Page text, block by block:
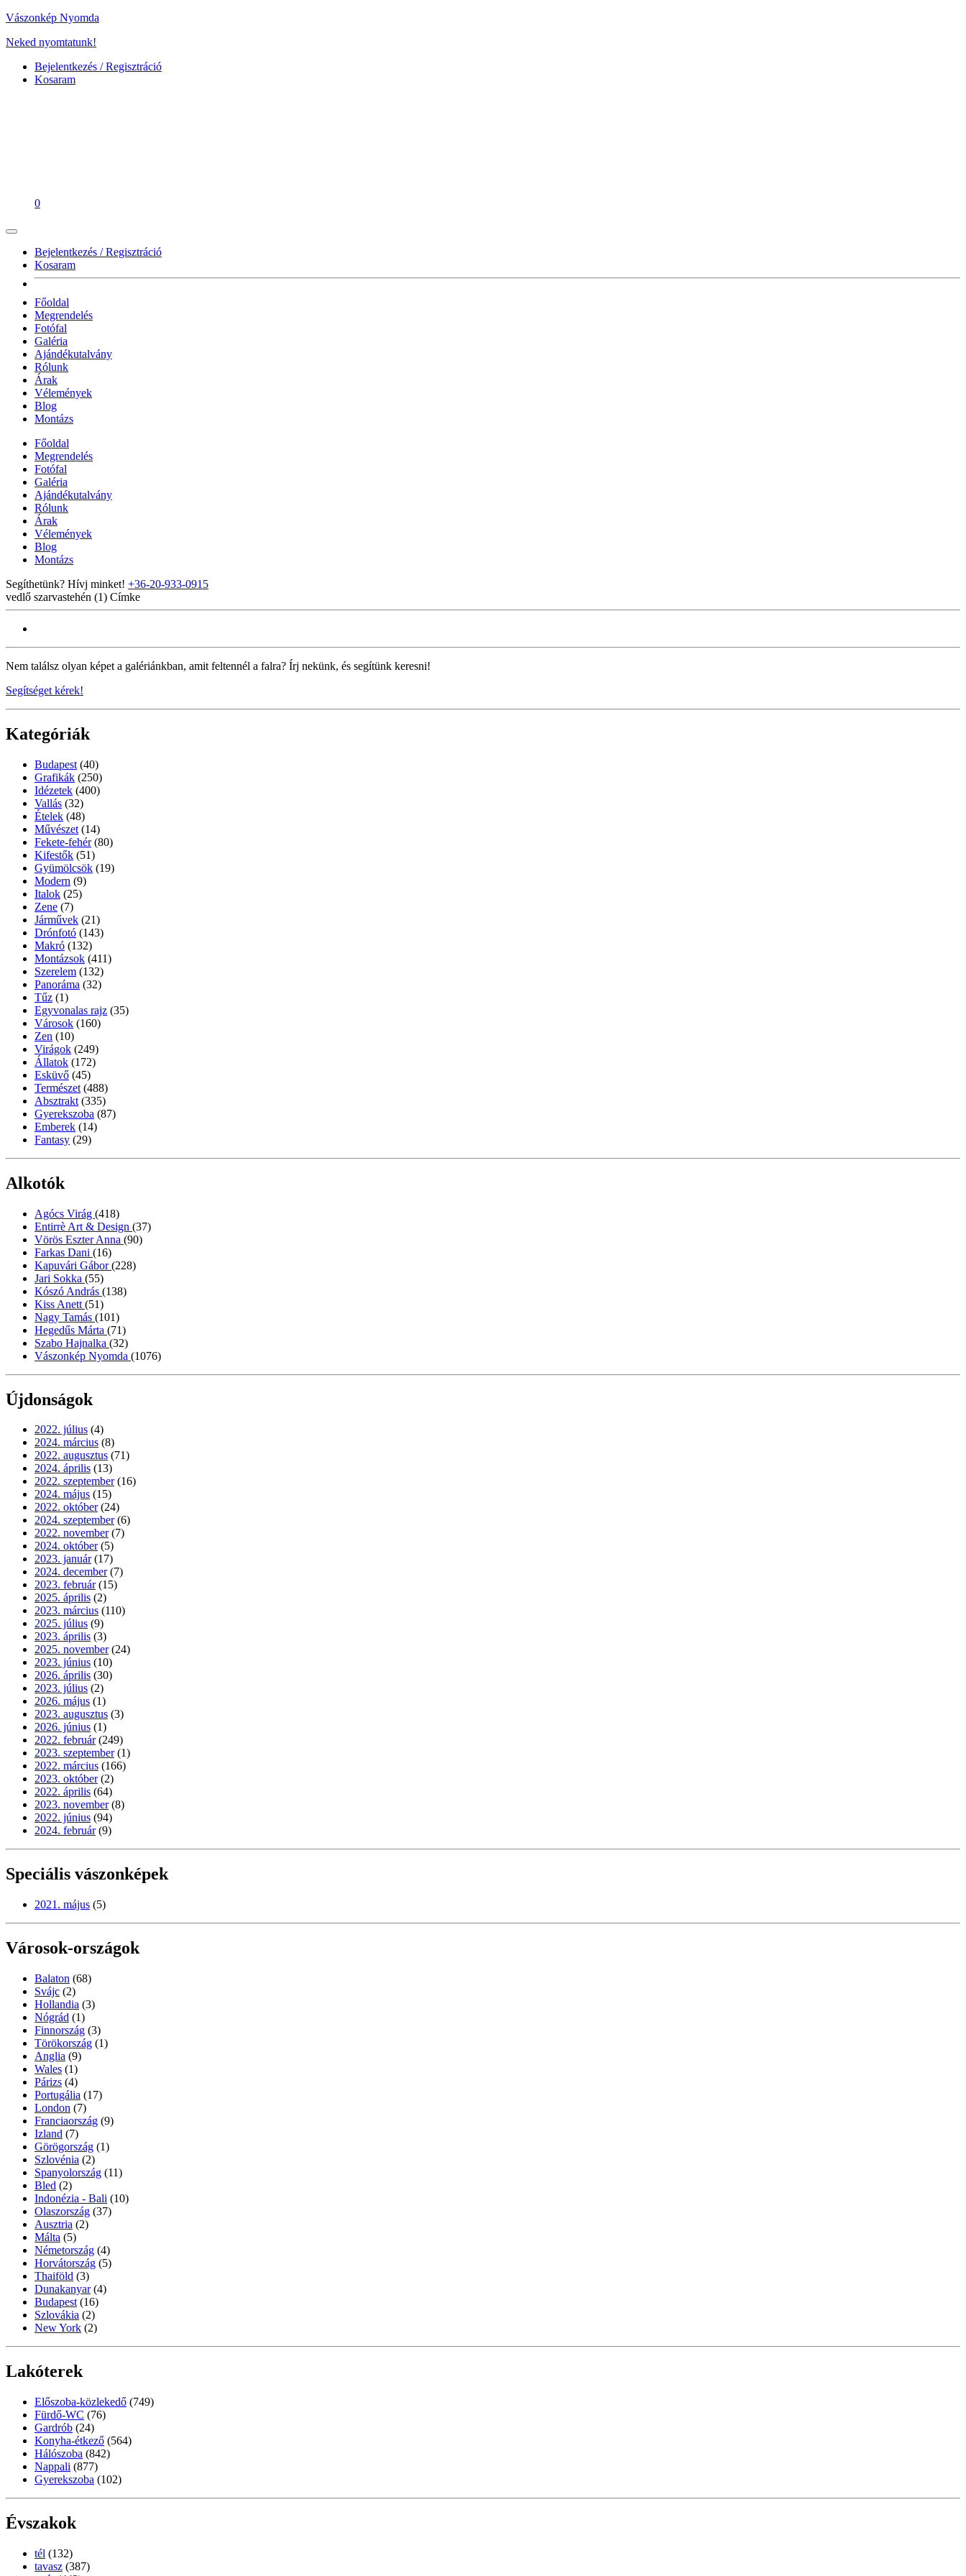
Vászonkép Nyomda
Neked nyomtatunk!
Bejelentkezés / Regisztráció
Kosaram
0
Bejelentkezés / Regisztráció
Kosaram
Főoldal
Megrendelés
Fotófal
Galéria
Ajándékutalvány
Rólunk
Árak
Vélemények
Blog
Montázs
Főoldal
Megrendelés
Fotófal
Galéria
Ajándékutalvány
Rólunk
Árak
Vélemények
Blog
Montázs
Segíthetünk? Hívj minket! +36-20-933-0915
vedlő szarvastehén (1) Címke
Nem találsz olyan képet a galériánkban, amit feltennél a falra? Írj nekünk, és segítünk keresni!
Segítséget kérek!
Kategóriák
Budapest (40)
Grafikák (250)
Idézetek (400)
Vallás (32)
Ételek (48)
Művészet (14)
Fekete-fehér (80)
Kifestők (51)
Gyümölcsök (19)
Modern (9)
Italok (25)
Zene (7)
Járművek (21)
Drónfotó (143)
Makró (132)
Montázsok (411)
Szerelem (132)
Panoráma (32)
Tűz (1)
Egyvonalas rajz (35)
Városok (160)
Zen (10)
Virágok (249)
Állatok (172)
Esküvő (45)
Természet (488)
Absztrakt (335)
Gyerekszoba (87)
Emberek (14)
Fantasy (29)
Alkotók
Agócs Virág (418)
Entirrè Art & Design (37)
Vörös Eszter Anna (90)
Farkas Dani (16)
Kapuvári Gábor(228)
Jari Sokka (55)
Kószó András (138)
Kiss Anett (51)
Nagy Tamás (101)
Hegedűs Márta (71)
Szabo Hajnalka (32)
Vászonkép Nyomda (1076)
Újdonságok
2022. július (4)
2024. március (8)
2022. augusztus (71)
2024. április (13)
2022. szeptember (16)
2024. május (15)
2022. október (24)
2024. szeptember (6)
2022. november (7)
2024. október (5)
2023. január (17)
2024. december (7)
2023. február (15)
2025. április (2)
2023. március (110)
2025. július (9)
2023. április (3)
2025. november (24)
2023. június (10)
2026. április (30)
2023. július (2)
2026. május (1)
2023. augusztus (3)
2026. június (1)
2022. február (249)
2023. szeptember (1)
2022. március (166)
2023. október (2)
2022. április (64)
2023. november (8)
2022. június (94)
2024. február (9)
Speciális vászonképek
2021. május (5)
Városok-országok
Balaton (68)
Svájc (2)
Hollandia (3)
Nógrád (1)
Finnország (3)
Törökország (1)
Anglia (9)
Wales (1)
Párizs (4)
Portugália (17)
London (7)
Franciaország (9)
Izland (7)
Görögország (1)
Szlovénia (2)
Spanyolország (11)
Bled (2)
Indonézia - Bali (10)
Olaszország (37)
Ausztria (2)
Málta (5)
Németország (4)
Horvátország (5)
Thaiföld (3)
Dunakanyar (4)
Budapest (16)
Szlovákia (2)
New York (2)
Lakóterek
Előszoba-közlekedő (749)
Fürdő-WC (76)
Gardrób (24)
Konyha-étkező (564)
Hálószoba (842)
Nappali (877)
Gyerekszoba (102)
Évszakok
tél (132)
tavasz (387)